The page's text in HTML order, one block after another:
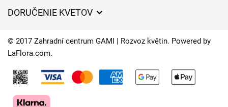
Časy doručenia kvetov – prehľad možností
DORUČENIE KVETOV
Kam doručujeme kvety
Kontaktujte nás
© 2017 Zahradní centrum GAMI | Rozvoz květin. Powered by
LaFlora.com.